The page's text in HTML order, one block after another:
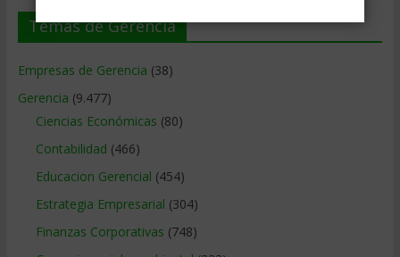
Temas de Gerencia
Empresas de Gerencia (38)
Gerencia (9.477)
Ciencias Económicas (80)
Contabilidad (466)
Educacion Gerencial (454)
Estrategia Empresarial (304)
Finanzas Corporativas (748)